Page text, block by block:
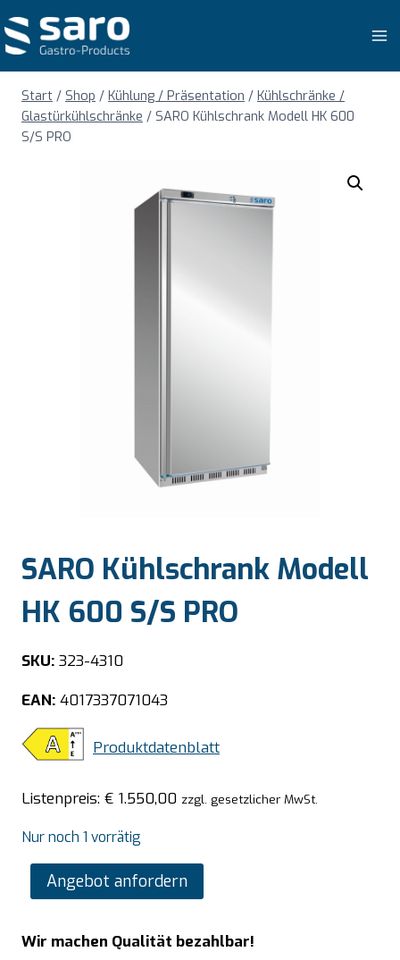
Inhalt
springen
Start / Shop / Kühlung / Präsentation / Kühlschränke /
Glastürkühlschränke / SARO Kühlschrank Modell HK 600
S/S PRO
SARO Kühlschrank Modell
HK 600 S/S PRO
SKU: 323-4310
EAN: 4017337071043
Produktdatenblatt
Listenpreis: € 1.550,00 zzgl. gesetzlicher MwSt.
Nur noch 1 vorrätig
SARO
Kühlschrank
HK
Angebot anfordern
Wir machen Qualität bezahlbar!